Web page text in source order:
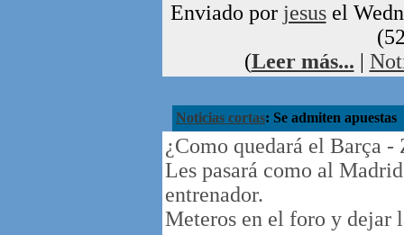
Enviado por jesusel
(Leer más... |
Noticias cortas: Se admiten apuestas
¿Como quedará el Barça -
Les pasará como al
entrenador.
Meteros en el foro y dejar